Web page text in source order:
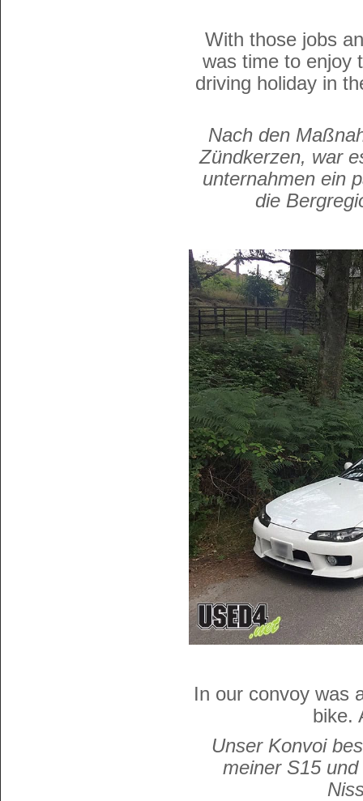
With those jobs
was time to enjoy
driving holiday in
Nach den
Zündkerzen, war
unternahmen ein
die
In our convoy was
bike.
Unser Konvoi
meiner S15